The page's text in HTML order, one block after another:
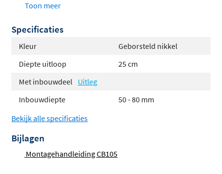
afbouwdeel aansluit bij verschillende lavabo's en u altijd
een oplossing hebt die perfect past. Let op: het
worden bijbesteld voor een volledige installatie.
Coldstart-systeem
. In de neutrale stand stroomt enkel
koud water, waardoor de cv-ketel niet onnodig aanslaat.
waterverbruik van minimaal
kraan bovendien waterbesparend, zonder in te boeten
Toon meer
Specificaties
Kleur
Geborsteld nikkel
Diepte uitloop
25 cm
Met inbouwdeel Uitleg
Inbouwdiepte
50 - 80 mm
Bekijk alle specificaties
Bijlagen
Montagehandleiding CB105